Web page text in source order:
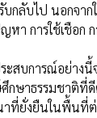
บกลับไป นอกจา
การใช้เชือก
สบการณ์อย่าง
าธรรมชาติที่
าที่ยั่งยืนในพื้นที่